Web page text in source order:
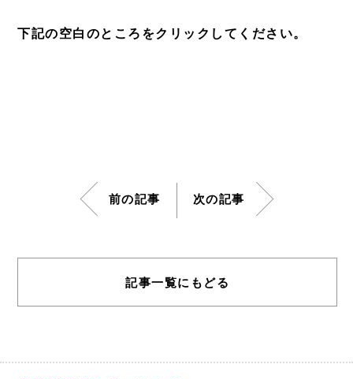
下記の空白のところをクリックしてください。
前の記事 次の記事
記事一覧にもどる